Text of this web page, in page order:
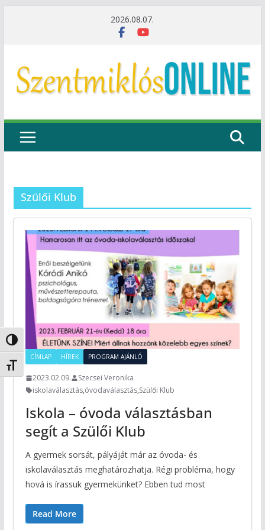
Nagy kontraszt váltása
Betűméret váltása
2026.08.07.
Szülői Klub
CÍMLAP HÍREK PROGRAM AJÁNLÓ
2023.02.09.
Szecsei Veronika
iskolaválasztás,óvodaválasztás,Szülői Klub
Iskola – óvoda választásban
segít a Szülői Klub
A gyermek sorsát, pályáját már az óvoda- és
iskolaválasztás meghatározhatja. Régi probléma, hogy
hová is írassuk gyermekünket? Ebben tud most
Read More